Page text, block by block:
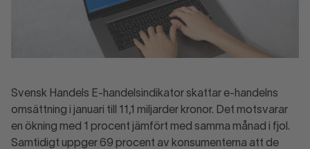
Svensk Handels E-handelsindikator skattar e-handelns
omsättning i januari till 11,1 miljarder kronor. Det motsvarar
en ökning med 1 procent jämfört med samma månad i fjol.
Samtidigt uppger 69 procent av konsumenterna att de